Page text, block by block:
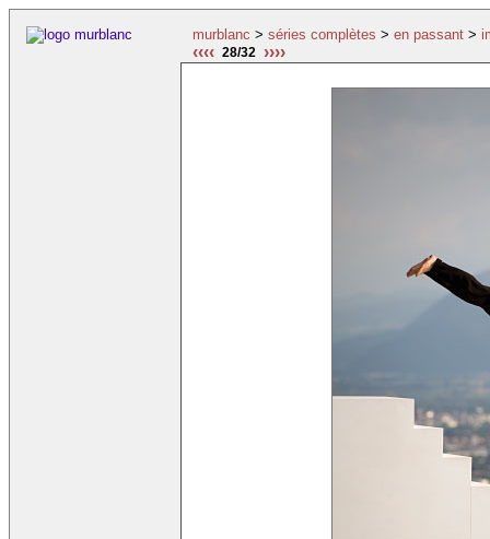
murblanc > séries complètes > en passant >
‹‹‹‹ 28/32 ››››